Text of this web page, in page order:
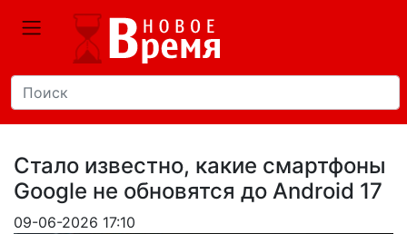
Стало известно, какие смартфоны
Google не обновятся до Android 17
09-06-2026 17:10